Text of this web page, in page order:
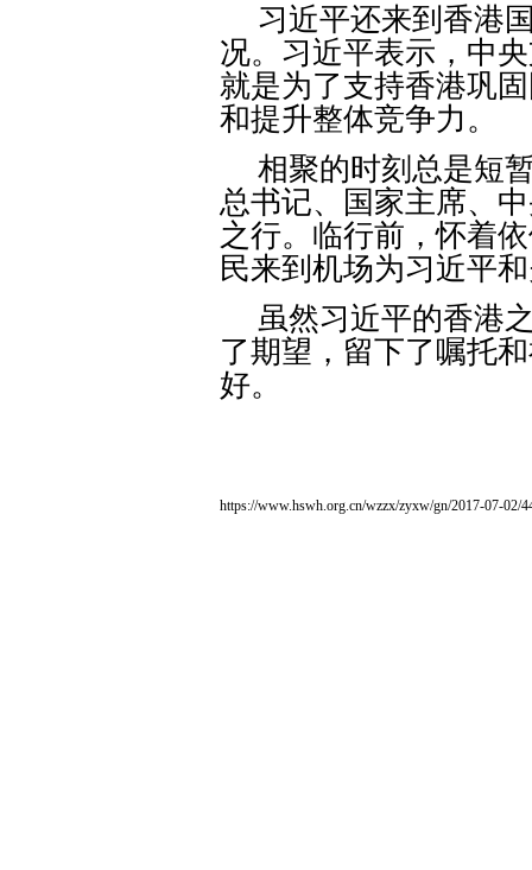
习近平还来到香港
况。习近平表示，中
就是为了支持香港巩
和提升整体竞争力。
相聚的时刻总是短
总书记、国家主席、
之行。临行前，怀着
民来到机场为习近平
虽然习近平的香港
了期望，留下了嘱托
好。
https://www.hswh.org.cn/wzzx/zyxw/gn/2017-07-02/